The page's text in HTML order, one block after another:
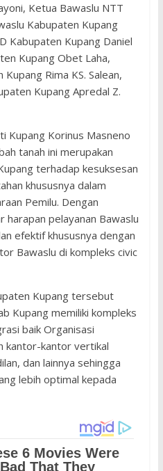
Ketua Bawaslu NTT
Kabupaten Kupang
Kabupaten Kupang Daniel
Kupang Obet Laha,
Rima KS. Salean,
Kupang Apredal Z.
Kupang Korinus Masneno
tanah ini merupakan
terhadap kesuksesan
khususnya dalam
Pemilu. Dengan
harapan pelayanan Bawaslu
efektif khususnya dengan
Bawaslu di kompleks civic
Kupang tersebut
Kupang memiliki kompleks
baik Organisasi
kantor-kantor vertikal
dan lainnya sehingga
lebih optimal kepada